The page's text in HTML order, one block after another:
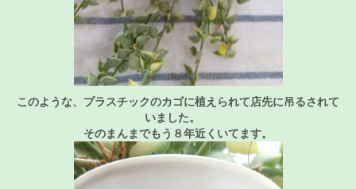
このような、プラスチックのカゴに植えられて店先に吊るされて
いました。
そのまんまでもう８年近くいてます。